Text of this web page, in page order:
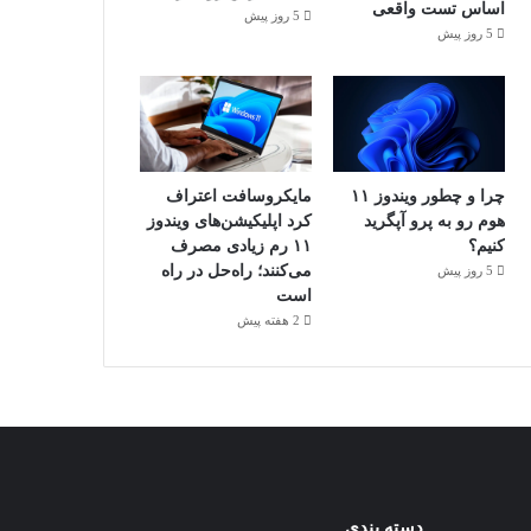
اساس تست واقعی
5 روز پیش
5 روز پیش
چرا و چطور ویندوز ۱۱
هوم رو به پرو آپگرید
کنیم؟
5 روز پیش
مایکروسافت اعتراف
کرد اپلیکیشن‌های ویندوز
۱۱ رم زیادی مصرف
می‌کنند؛ راه‌حل در راه
است
2 هفته پیش